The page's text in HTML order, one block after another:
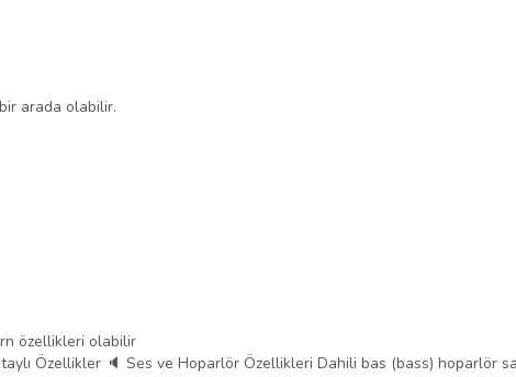
arada olabilir.
özellikleri olabilir
Özellikler 🔈 Ses ve Hoparlör Özellikleri Dahili bas (bass) hoparlör